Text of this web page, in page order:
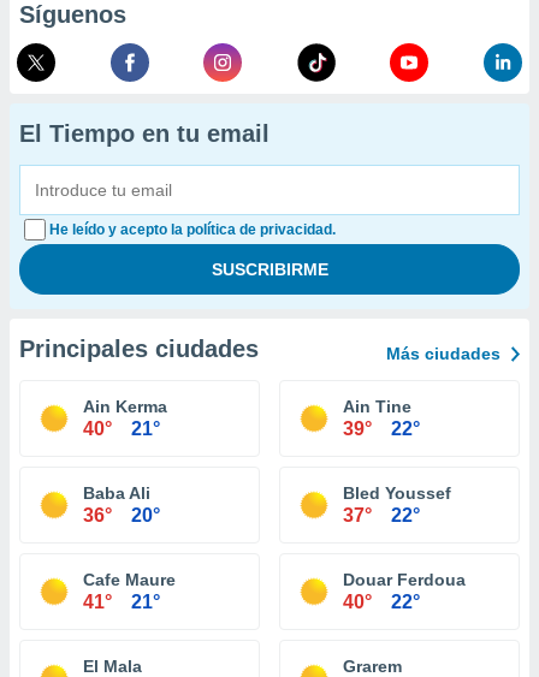
Síguenos
El Tiempo en tu email
He leído y acepto la política de privacidad.
Principales ciudades Más ciudades
Ain Kerma
40° 21°
Ain Tine
39° 22°
Baba Ali
36° 20°
Bled Youssef
37° 22°
Cafe Maure
41° 21°
Douar Ferdoua
40° 22°
El Mala Grarem